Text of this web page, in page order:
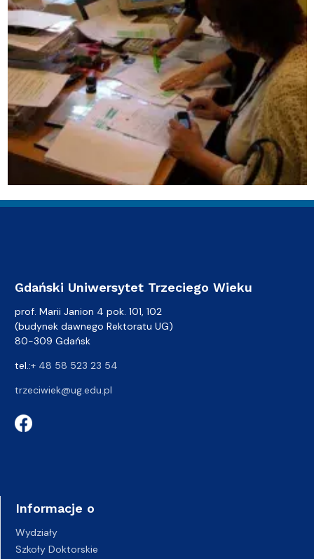
Gdański Uniwersytet Trzeciego Wieku
prof. Marii Janion 4 pok. 101, 102
(budynek dawnego Rektoratu UG)
80-309 Gdańsk
tel.:+ 48 58 523 23 54
trzeciwiek@ug.edu.pl
Informacje o
Wydziały
Szkoły Doktorskie